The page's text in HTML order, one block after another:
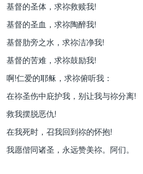
基督的圣体，求祢救赎我!
基督的圣血，求祢陶醉我!
基督肋旁之水，求祢洁净我!
基督的苦难，求祢鼓励我!
啊!仁爱的耶稣，求祢俯听我：
在祢圣伤中庇护我，别让我与祢分离!
救我摆脱恶仇!
在我死时，召我回到祢的怀抱!
我愿偕同诸圣，永远赞美祢。阿们。